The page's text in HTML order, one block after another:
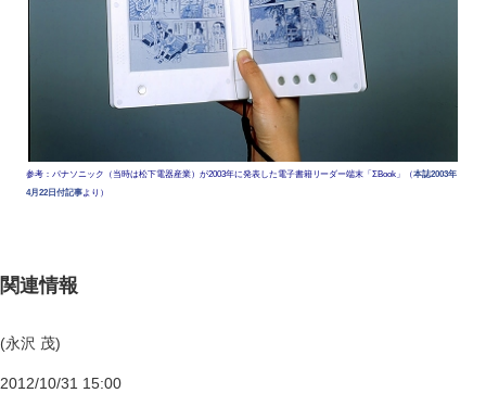
参考：パナソニック（当時は松下電器産業）が2003年に発表した電子書籍リーダー端末「ΣBook」（本誌2003年
4月22日付記事より）
関連情報
(永沢 茂)
2012/10/31 15:00